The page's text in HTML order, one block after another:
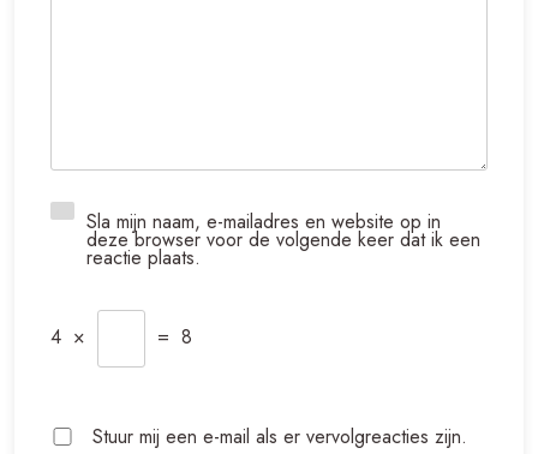
Sla mijn naam, e-mailadres en website op in
deze browser voor de volgende keer dat ik een
reactie plaats.
4 × = 8
Stuur mij een e-mail als er vervolgreacties zijn.